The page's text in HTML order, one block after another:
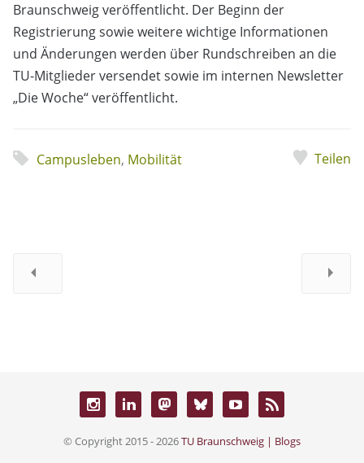
Braunschweig veröffentlicht. Der Beginn der
Registrierung sowie weitere wichtige Informationen
und Änderungen werden über Rundschreiben an die
TU-Mitglieder versendet sowie im internen Newsletter
„Die Woche“ veröffentlicht.
Campusleben, Mobilität Teilen
© Copyright 2015 - 2026TU Braunschweig | Blogs